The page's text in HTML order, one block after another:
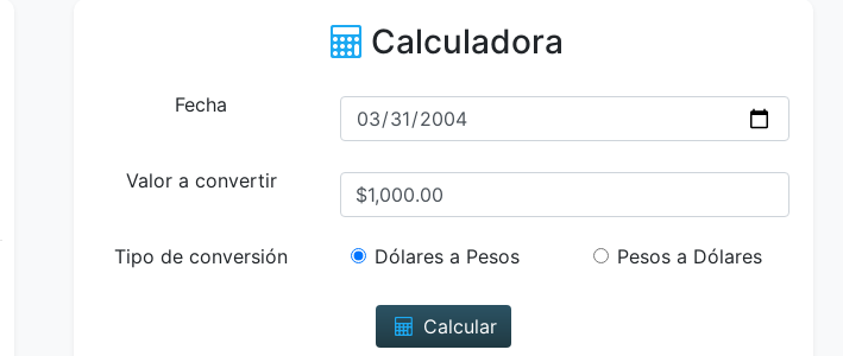
Calculadora
Fecha
Valor a convertir
Tipo de conversión Dólares a Pesos Pesos a Dólares
Calcular